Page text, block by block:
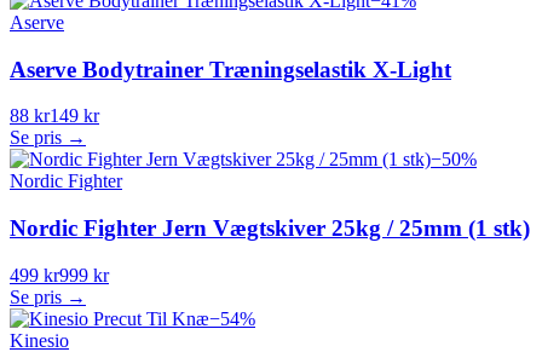
Aserve
Aserve Bodytrainer Træningselastik X-Light
88 kr149 kr
Se pris →
−50%
Nordic Fighter
Nordic Fighter Jern Vægtskiver 25kg / 25mm (1 stk)
499 kr999 kr
Se pris →
−54%
Kinesio